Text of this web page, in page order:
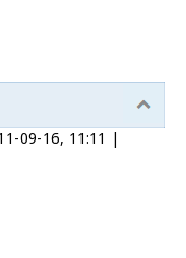
09-16, 11:11 |